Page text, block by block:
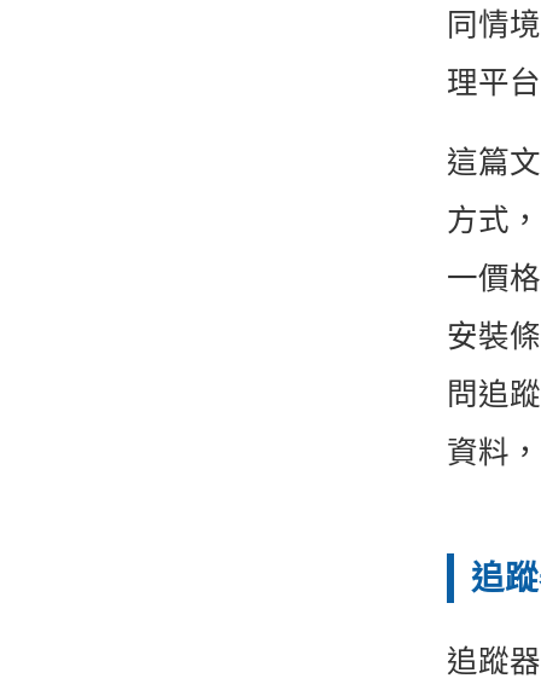
同情
理平
這篇
方式
一價
安裝
問追
資料
追
追蹤